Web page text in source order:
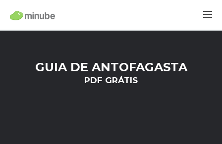
GUIA DE ANTOFAGASTA
PDF GRÁTIS